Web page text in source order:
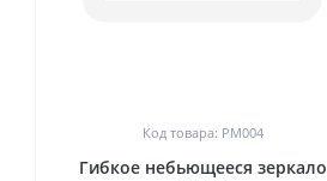
Код товара: PM004
Гибкое небьющееся зеркало